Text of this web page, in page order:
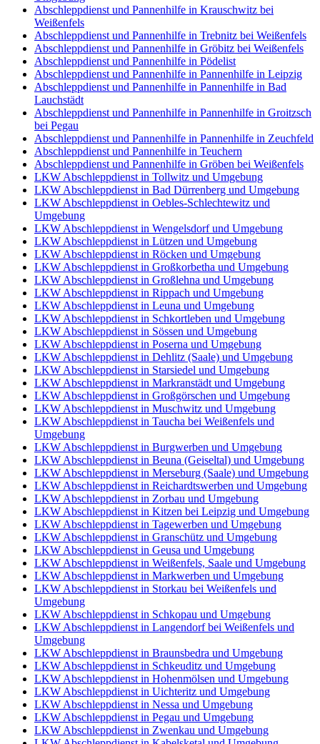
Abschleppdienst und Pannenhilfe in Krauschwitz bei
Weißenfels
Abschleppdienst und Pannenhilfe in Trebnitz bei Weißenfels
Abschleppdienst und Pannenhilfe in Gröbitz bei Weißenfels
Abschleppdienst und Pannenhilfe in Pödelist
Abschleppdienst und Pannenhilfe in Pannenhilfe in Leipzig
Abschleppdienst und Pannenhilfe in Pannenhilfe in Bad
Lauchstädt
Abschleppdienst und Pannenhilfe in Pannenhilfe in Groitzsch
bei Pegau
Abschleppdienst und Pannenhilfe in Pannenhilfe in Zeuchfeld
Abschleppdienst und Pannenhilfe in Teuchern
Abschleppdienst und Pannenhilfe in Gröben bei Weißenfels
LKW Abschleppdienst in Tollwitz und Umgebung
LKW Abschleppdienst in Bad Dürrenberg und Umgebung
LKW Abschleppdienst in Oebles-Schlechtewitz und
Umgebung
LKW Abschleppdienst in Wengelsdorf und Umgebung
LKW Abschleppdienst in Lützen und Umgebung
LKW Abschleppdienst in Röcken und Umgebung
LKW Abschleppdienst in Großkorbetha und Umgebung
LKW Abschleppdienst in Großlehna und Umgebung
LKW Abschleppdienst in Rippach und Umgebung
LKW Abschleppdienst in Leuna und Umgebung
LKW Abschleppdienst in Schkortleben und Umgebung
LKW Abschleppdienst in Sössen und Umgebung
LKW Abschleppdienst in Poserna und Umgebung
LKW Abschleppdienst in Dehlitz (Saale) und Umgebung
LKW Abschleppdienst in Starsiedel und Umgebung
LKW Abschleppdienst in Markranstädt und Umgebung
LKW Abschleppdienst in Großgörschen und Umgebung
LKW Abschleppdienst in Muschwitz und Umgebung
LKW Abschleppdienst in Taucha bei Weißenfels und
Umgebung
LKW Abschleppdienst in Burgwerben und Umgebung
LKW Abschleppdienst in Beuna (Geiseltal) und Umgebung
LKW Abschleppdienst in Merseburg (Saale) und Umgebung
LKW Abschleppdienst in Reichardtswerben und Umgebung
LKW Abschleppdienst in Zorbau und Umgebung
LKW Abschleppdienst in Kitzen bei Leipzig und Umgebung
LKW Abschleppdienst in Tagewerben und Umgebung
LKW Abschleppdienst in Granschütz und Umgebung
LKW Abschleppdienst in Geusa und Umgebung
LKW Abschleppdienst in Weißenfels, Saale und Umgebung
LKW Abschleppdienst in Markwerben und Umgebung
LKW Abschleppdienst in Storkau bei Weißenfels und
Umgebung
LKW Abschleppdienst in Schkopau und Umgebung
LKW Abschleppdienst in Langendorf bei Weißenfels und
Umgebung
LKW Abschleppdienst in Braunsbedra und Umgebung
LKW Abschleppdienst in Schkeuditz und Umgebung
LKW Abschleppdienst in Hohenmölsen und Umgebung
LKW Abschleppdienst in Uichteritz und Umgebung
LKW Abschleppdienst in Nessa und Umgebung
LKW Abschleppdienst in Pegau und Umgebung
LKW Abschleppdienst in Zwenkau und Umgebung